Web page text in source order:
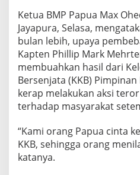
e
g
a
k
k
a
n
H
u
k
m
k
Ketua BMP Papua Max
Jayapura, Selasa,
bulan lebih, upaya
Kapten Phillip Mark
membuahkan hasil dari
Bersenjata (KKB)
kerap melakukan aksi
terhadap masyarakat
“Kami orang Papua cinta
KKB, sehingga orang
katanya.